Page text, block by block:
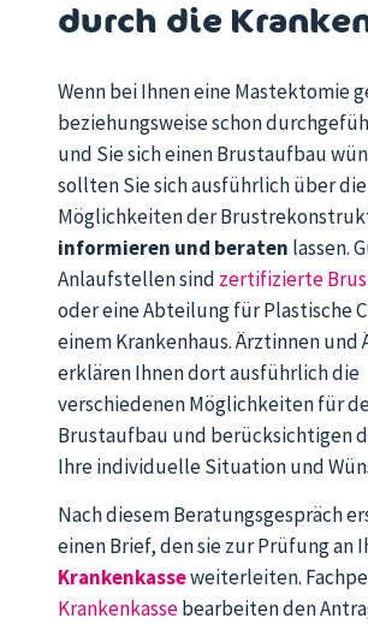
durch die
Wenn bei Ihnen eine Mastektomie
beziehungsweise schon
und Sie sich einen Brustaufbau
sollten Sie sich ausführlich über die
Möglichkeiten der
informieren und beraten lassen.
Anlaufstellen sind zertifizierte
oder eine Abteilung für Plastische
einem Krankenhaus. Ärztinnen und
erklären Ihnen dort ausführlich die
verschiedenen Möglichkeiten für
Brustaufbau und berücksichtigen
Ihre individuelle Situation und
Nach diesem Beratungsgespräch
einen Brief, den sie zur Prüfung an
Krankenkasseweiterleiten.
Krankenkassebearbeiten den